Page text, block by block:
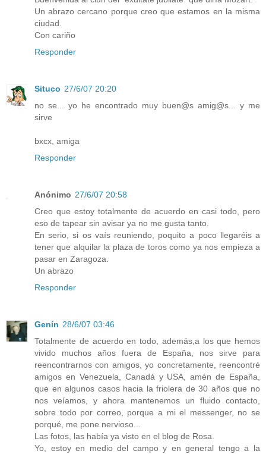
Un abrazo cercano porque creo que estamos en la misma
ciudad.
Con cariño
Responder
Situco 27/6/07 20:20
no se... yo he encontrado muy buen@s amig@s... y me
sirve
bxcx, amiga
Responder
Anónimo 27/6/07 20:58
Creo que estoy totalmente de acuerdo en casi todo, pero
eso de tapear sin avisar ya no me gusta tanto.
En serio, si os vaís reuniendo, poquito a poco llegaréis a
tener que alquilar la plaza de toros como ya nos empieza a
pasar en Zaragoza.
Un abrazo
Responder
Genín 28/6/07 03:46
Totalmente de acuerdo en todo, además,a los que hemos
vivido muchos años fuera de España, nos sirve para
reencontrarnos con amigos, yo concretamente, reencontré
amigos en Venezuela, Canadá y USA, amén de España,
que en algunos casos hacia la friolera de 30 años que no
nos veíamos, y ahora mantenemos un fluido contacto,
sobre todo por correo, porque a mi el messenger, no se
porqué, me pone nervioso...
Las fotos, las había ya visto en el blog de Rosa.
Yo, estoy en medio del campo y en general tengo a la